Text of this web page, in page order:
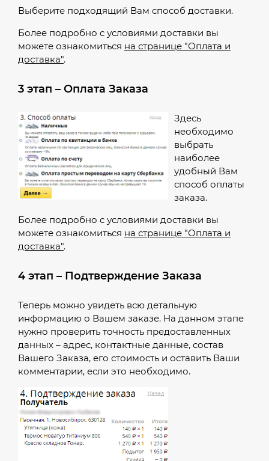
Выберите подходящий Вам способ доставки.
Более подробно с условиями доставки вы
можете ознакомиться на странице "Оплата и
доставка".
3 этап – Оплата Заказа
Здесь
необходимо
выбрать
наиболее
удобный Вам
способ оплаты
заказа.
Более подробно с условиями доставки вы
можете ознакомиться на странице "Оплата и
доставка".
4 этап – Подтверждение Заказа
Теперь можно увидеть всю детальную
информацию о Вашем заказе. На данном этапе
нужно проверить точность предоставленных
данных – адрес, контактные данные, состав
Вашего Заказа, его стоимость и оставить Ваши
комментарии, если это необходимо.